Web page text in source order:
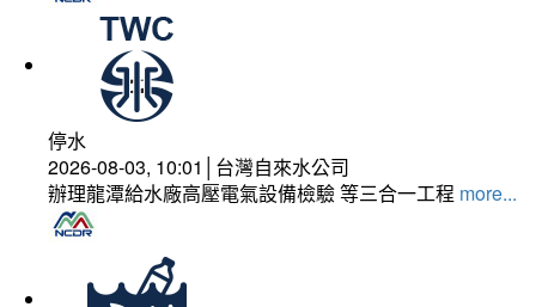
停水
2026-08-03, 10:01│台灣自來水公司
辦理龍潭給水廠高壓電氣設備檢驗 等三合一工程 more...